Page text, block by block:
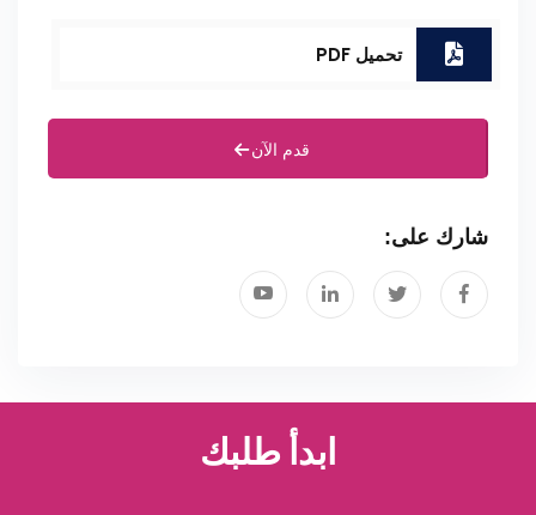
تحميل PDF
قدم الآن
شارك على:
ابدأ طلبك